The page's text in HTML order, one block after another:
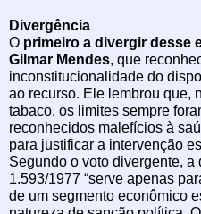
Divergência
O primeiro a divergir desse
Gilmar Mendes, que
inconstitucionalidade do
ao recurso. Ele lembrou que,
tabaco, os limites sempre
reconhecidos malefícios à
para justificar a intervenção
Segundo o voto divergente,
1.593/1977 “serve apenas
de um segmento econômico